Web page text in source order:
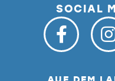
SOCIAL